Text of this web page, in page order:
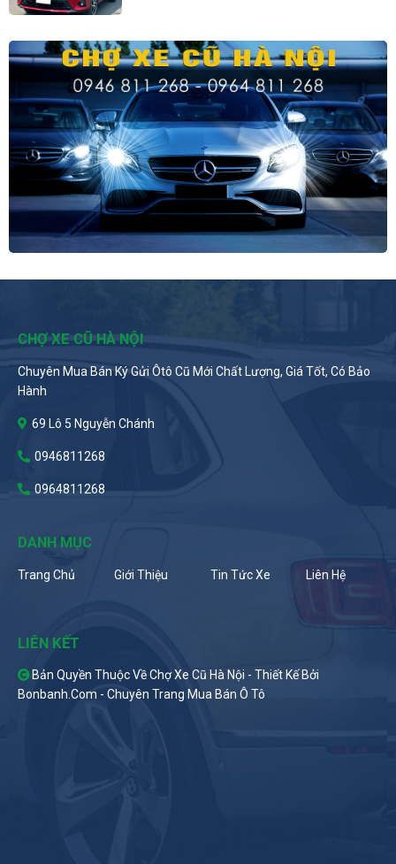
CHỢ XE CŨ HÀ NỘI
Chuyên Mua Bán Ký Gửi Ôtô Cũ Mới Chất Lượng, Giá Tốt, Có Bảo
Hành
69 Lô 5 Nguyễn Chánh
0946811268
0964811268
DANH MỤC
Trang Chủ Giới Thiệu Tin Tức Xe Liên Hệ
LIÊN KẾT
Bản Quyền Thuộc Về Chợ Xe Cũ Hà Nội - Thiết Kế Bởi
Bonbanh.com - Chuyên Trang Mua Bán Ô Tô